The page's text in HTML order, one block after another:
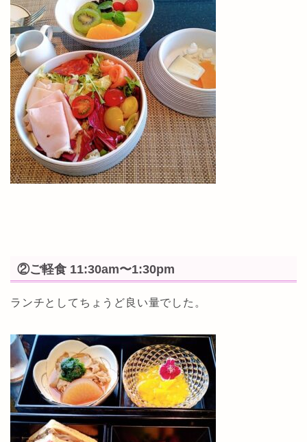
②ご軽食 11:30am〜1:30pm
ランチとしてちょうど良い量でした。